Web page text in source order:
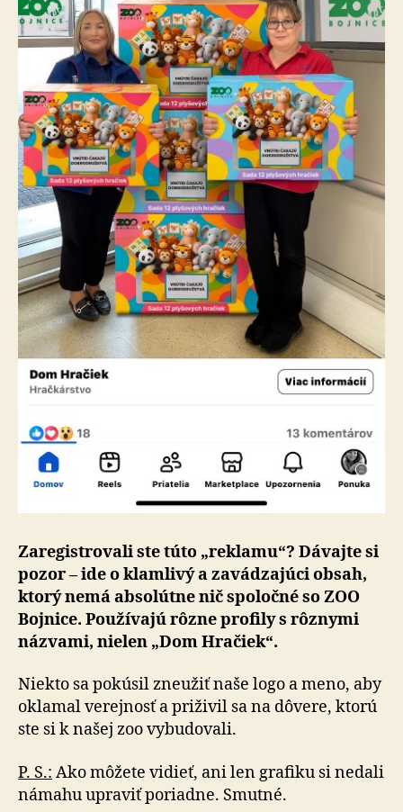
Zaregistrovali ste túto „reklamu“? Dávajte si
pozor – ide o klamlivý a zavádzajúci obsah,
ktorý nemá absolútne nič spoločné so ZOO
Bojnice. Používajú rôzne profily s rôznymi
názvami, nielen „Dom Hra­čiek“.
Niekto sa pokúsil zneužiť naše logo a meno, aby
oklamal verejnosť a priživil sa na dôvere, ktorú
ste si k našej zoo vybudovali.
P. S.: Ako môžete vidieť, ani len grafiku si nedali
námahu upraviť poriadne. Smutné.